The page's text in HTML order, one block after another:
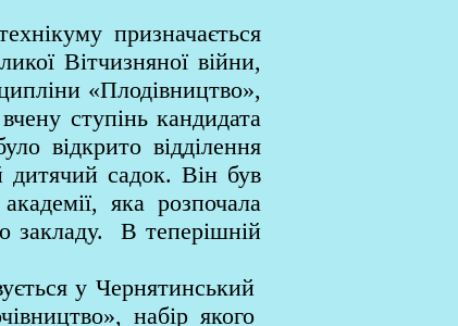
призначається
Вітчизняної війни,
«Плодівництво»,
ступінь кандидата
відкрито відділення
дитячий садок. Він був
яка розпочала
закладу. В теперішній
у Чернятинський
набір якого